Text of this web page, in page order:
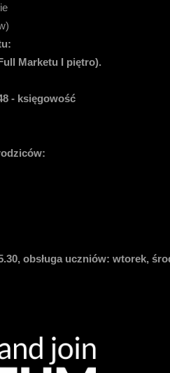
Marketu I piętro).
- księgowość
obsługa uczniów: wtorek,